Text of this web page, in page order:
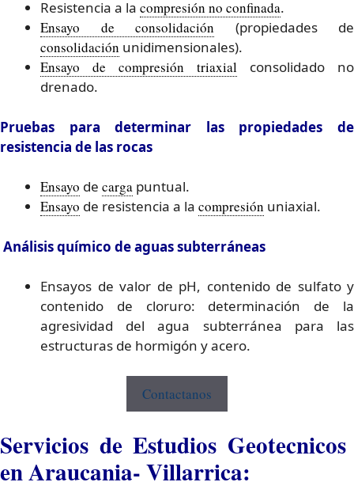
Resistencia a la compresión no confinada.
Ensayo de consolidación (propiedades de
consolidación unidimensionales).
Ensayo de compresión triaxial consolidado no
drenado.
Pruebas para determinar las propiedades de
resistencia de las rocas
Ensayo de carga puntual.
Ensayo de resistencia a la compresión uniaxial.
Análisis químico de aguas subterráneas
Ensayos de valor de pH, contenido de sulfato y
contenido de cloruro: determinación de la
agresividad del agua subterránea para las
estructuras de hormigón y acero.
Contactanos
Servicios de Estudios Geotecnicos
en Araucania- Villarrica: